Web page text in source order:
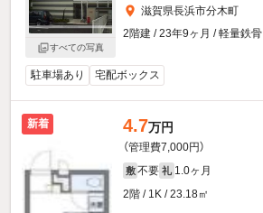
すべての写真
滋賀県長浜市分木町
2階建 / 23年9ヶ月 / 軽量鉄骨
駐車場あり 宅配ボックス
新着 4.7万円
（管理費7,000円）
敷 不要 礼 1.0ヶ月
2階 / 1K / 23.18㎡